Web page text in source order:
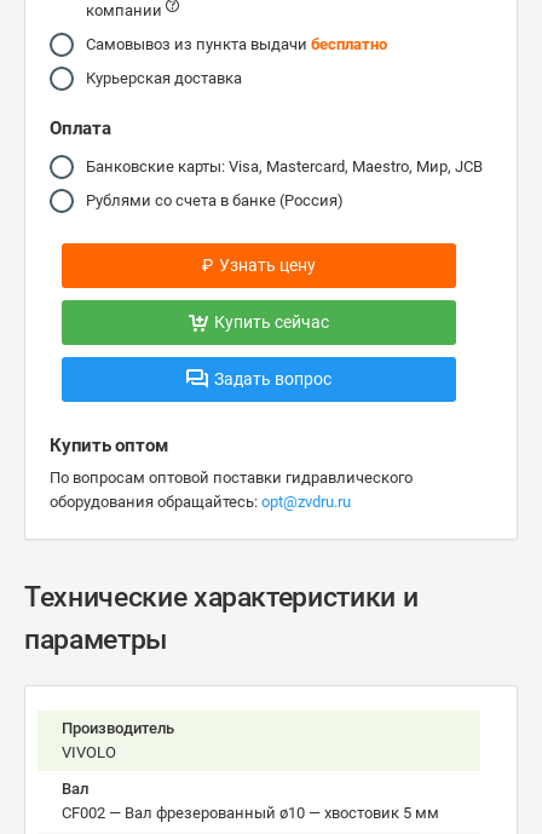
компании
Самовывоз из пункта выдачи бесплатно
Курьерская доставка
Оплата
Банковские карты: Visa, Mastercard, Maestro, Мир, JCB
Рублями со счета в банке (Россия)
₽ Узнать цену
Купить сейчас
Задать вопрос
Купить оптом
По вопросам оптовой поставки гидравлического
оборудования обращайтесь: opt@zvdru.ru
Технические характеристики и
параметры
Производитель
VIVOLO
Вал
CF002 — Вал фрезерованный ø10 — хвостовик 5 мм